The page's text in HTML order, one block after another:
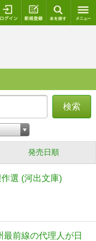
ログイン 新規登録
検索
発売日順
選 (河出文庫)
前線の代理人が日